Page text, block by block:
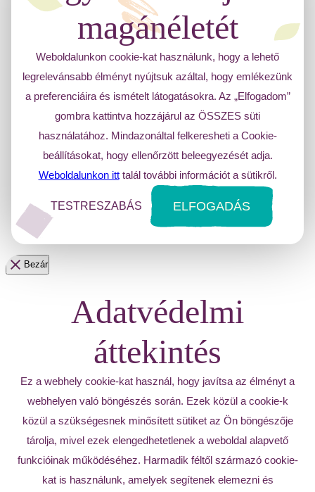
magánéletét
Weboldalunkon cookie-kat használunk, hogy a lehető
legrelevánsabb élményt nyújtsuk azáltal, hogy emlékezünk
a preferenciáira és ismételt látogatásokra. Az „Elfogadom”
gombra kattintva hozzájárul az ÖSSZES süti
használatához. Mindazonáltal felkeresheti a Cookie-
beállításokat, hogy ellenőrzött beleegyezését adja.
Weboldalunkon itttalál további információt a sütikről.
TESTRESZABÁS ELFOGADÁS
Bezár
Adatvédelmi
áttekintés
Ez a webhely cookie-kat használ, hogy javítsa az élményt a
webhelyen való böngészés során. Ezek közül a cookie-k
közül a szükségesnek minősített sütiket az Ön böngészője
tárolja, mivel ezek elengedhetetlenek a weboldal alapvető
funkcióinak működéséhez. Harmadik féltől származó cookie-
kat is használunk, amelyek segítenek elemezni és